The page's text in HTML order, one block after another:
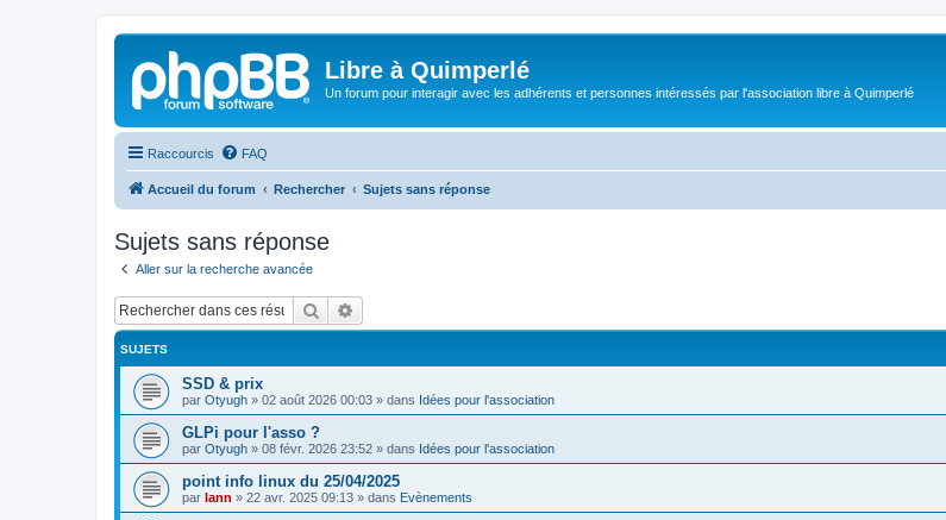
Libre à Quimperlé
Un forum pour interagir avec les adhérents et personnes intéressés par l'association libre à Quimperlé
Raccourcis FAQ
Accueil du forum Rechercher Sujets sans réponse
Sujets sans réponse
Aller sur la recherche avancée
Rechercher
SUJETS
SSD & prix
par Otyugh » 02 août 2026 00:03 » dans Idées pour l'association
GLPi pour l'asso ?
par Otyugh » 08 févr. 2026 23:52 » dans Idées pour l'association
point info linux du 25/04/2025
par lann » 22 avr. 2025 09:13 » dans Evènements